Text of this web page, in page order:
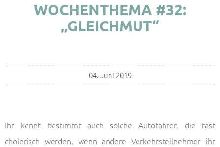
WOCHENTHEMA #32:
„GLEICHMUT“
04. Juni 2019
Ihr kennt bestimmt auch solche Autofahrer, die fast
cholerisch werden, wenn andere Verkehrsteilnehmer ihr